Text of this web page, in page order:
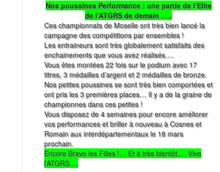
Nos poussines Performance : une partie de l’Elite
de l’ATGRS de demain …..
Ces championnats de Moselle ont très bien lancé la
campagne des compétitions par ensembles !
Les entraineurs sont très globalement satisfaits des
enchainements que vous avez réalisés….
Vous êtes montées 22 fois sur le podium avec 17
titres, 3 médailles d’argent et 2 médailles de bronze.
Nos petites poussines se sont très bien comportées et
ont pris les 3 premières places… Il y a de la graine de
championnes dans ces petites !
Vous disposez de 4 semaines pour encore améliorer
vos performances et briller à nouveau à Cosnes et
Romain aux interdépartementaux le 18 mars
prochain.
Encore Bravo les Filles !… Et à très bientôt…. Vive
l’ATGRS….